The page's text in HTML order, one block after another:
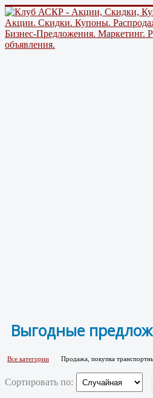
Акции. Скидки. Купоны.
Бизнес-Предложения. Маркетинг.
объявления.
Выгодные
Все категории Продажа, покупка
Сортировать по: